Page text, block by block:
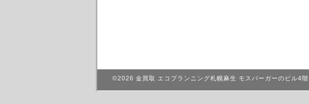
©2026 金買取 エコプランニング札幌麻生 モスバーガーのビル4階